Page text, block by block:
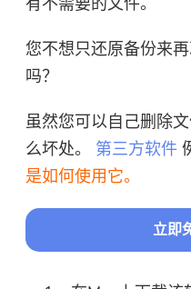
您不想只还原备份来
吗？
虽然您可以自己删除
么坏处。 第三方软件
是如何使用它。
立即